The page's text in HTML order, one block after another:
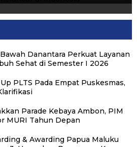
Danantara Perkuat Layanan
Sehat di Semester I 2026
PLTS Pada Empat Puskesmas,
Parade Kebaya Ambon, PIM
MURI Tahun Depan
& Awarding Papua Maluku